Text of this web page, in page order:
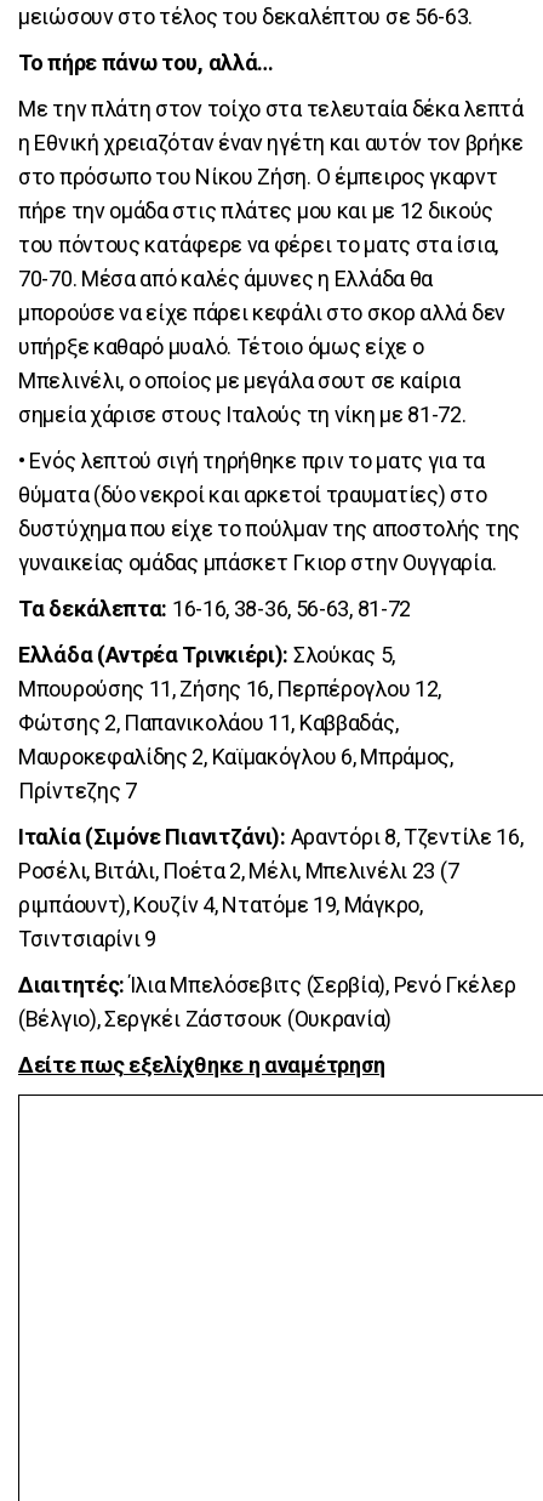
μειώσουν στο τέλος του δεκαλέπτου σε 56-63.
Το πήρε πάνω του, αλλά…
Με την πλάτη στον τοίχο στα τελευταία δέκα λεπτά
η Εθνική χρειαζόταν έναν ηγέτη και αυτόν τον βρήκε
στο πρόσωπο του Νίκου Ζήση. Ο έμπειρος γκαρντ
πήρε την ομάδα στις πλάτες μου και με 12 δικούς
του πόντους κατάφερε να φέρει το ματς στα ίσια,
70-70. Μέσα από καλές άμυνες η Ελλάδα θα
μπορούσε να είχε πάρει κεφάλι στο σκορ αλλά δεν
υπήρξε καθαρό μυαλό. Τέτοιο όμως είχε ο
Μπελινέλι, ο οποίος με μεγάλα σουτ σε καίρια
σημεία χάρισε στους Ιταλούς τη νίκη με 81-72.
• Ενός λεπτού σιγή τηρήθηκε πριν το ματς για τα
θύματα (δύο νεκροί και αρκετοί τραυματίες) στο
δυστύχημα που είχε το πούλμαν της αποστολής της
γυναικείας ομάδας μπάσκετ Γκιορ στην Ουγγαρία.
Τα δεκάλεπτα: 16-16, 38-36, 56-63, 81-72
Ελλάδα (Αντρέα Τρινκιέρι): Σλούκας 5,
Μπουρούσης 11, Ζήσης 16, Περπέρογλου 12,
Φώτσης 2, Παπανικολάου 11, Καββαδάς,
Μαυροκεφαλίδης 2, Καϊμακόγλου 6, Μπράμος,
Πρίντεζης 7
Ιταλία (Σιμόνε Πιανιτζάνι): Αραντόρι 8, Τζεντίλε 16,
Ροσέλι, Βιτάλι, Ποέτα 2, Μέλι, Μπελινέλι 23 (7
ριμπάουντ), Κουζίν 4, Ντατόμε 19, Μάγκρο,
Τσιντσιαρίνι 9
Διαιτητές:Ίλια Μπελόσεβιτς (Σερβία), Ρενό Γκέλερ
(Βέλγιο), Σεργκέι Ζάστσουκ (Ουκρανία)
Δείτε πως εξελίχθηκε η αναμέτρηση